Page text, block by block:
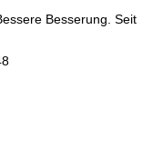
Besserung. Seit